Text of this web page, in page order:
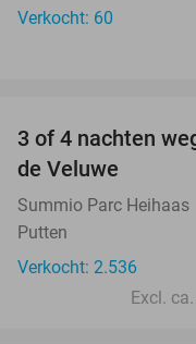
Verkocht: 60
3 of 4 nachten
de Veluwe
Summio Parc Heihaas
Putten
Verkocht: 2.536
Excl.